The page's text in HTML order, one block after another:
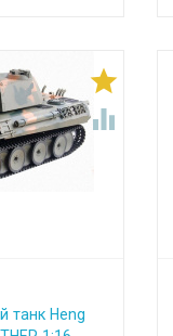


танк Heng